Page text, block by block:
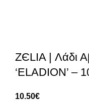
ZЄLIA | Λάδι
‘ELADION’ –
10.50€